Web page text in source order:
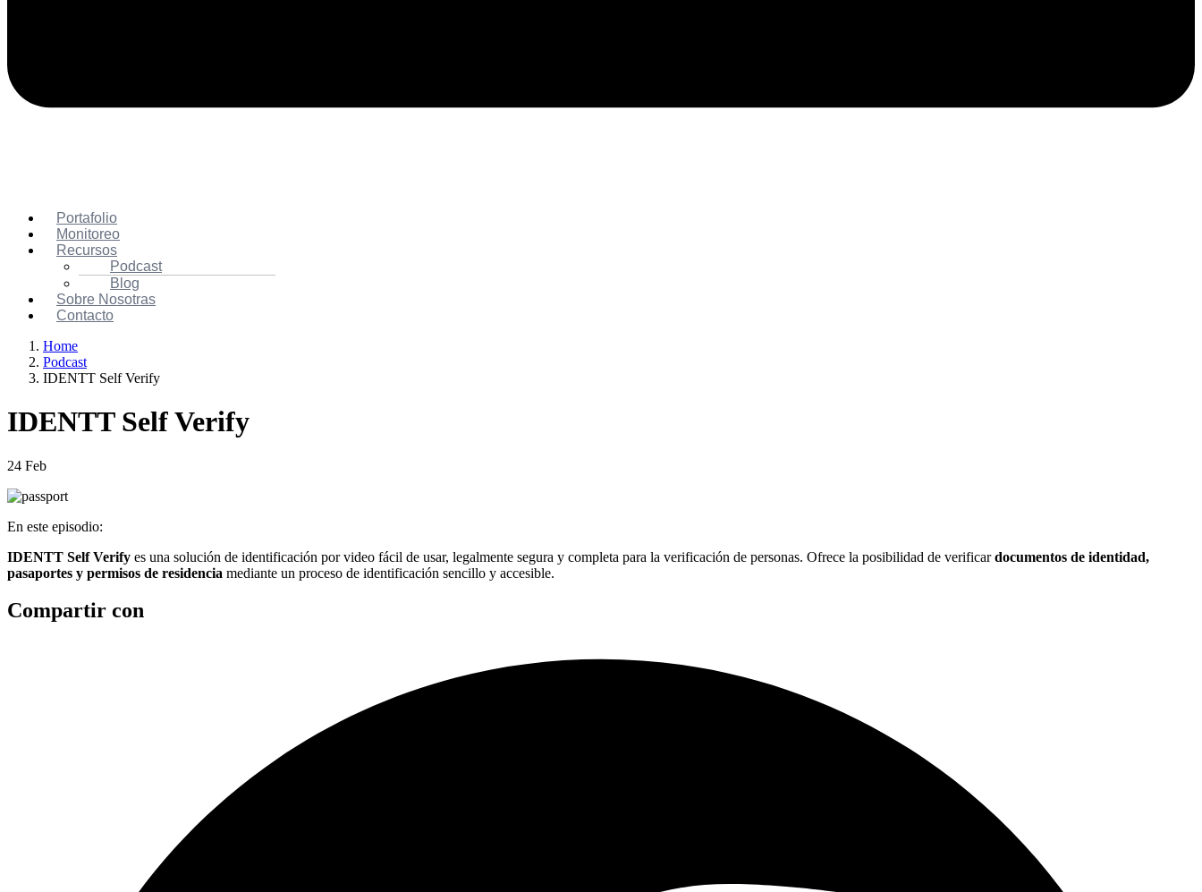
Portafolio
Monitoreo
Recursos
Podcast
Blog
Sobre Nosotras
Contacto
Home
Podcast
IDENTT Self Verify
IDENTT Self Verify
24 Feb
En este episodio:
IDENTT Self Verify es una solución de identificación por video fácil de usar, legalmente segura y completa para la verificación de personas. Ofrece la posibilidad de verificardocumentos de identidad,
pasaportes y permisos de residencia mediante un proceso de identificación sencillo y accesible.
Compartir con